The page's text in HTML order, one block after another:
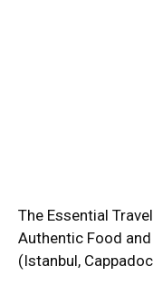
The Essential
Authentic Food
(Istanbul,